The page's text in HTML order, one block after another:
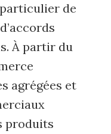
de
À partir du
agrégées et
produits